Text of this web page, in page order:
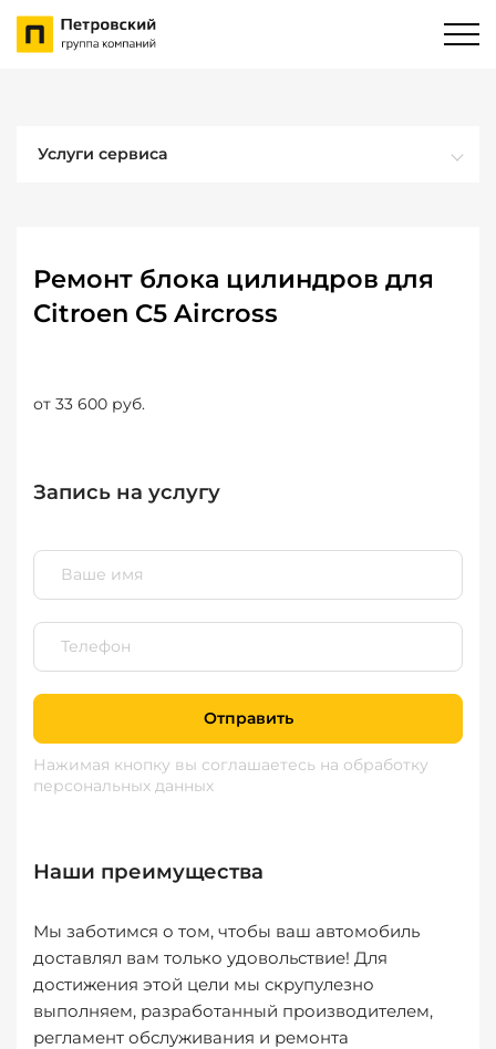
Услуги сервиса
Ремонт блока цилиндров для
Citroen C5 Aircross
от 33 600 руб.
Запись на услугу
Отправить
Нажимая кнопку вы соглашаетесь на обработку
персональных данных
Наши преимущества
Мы заботимся о том, чтобы ваш автомобиль
доставлял вам только удовольствие! Для
достижения этой цели мы скрупулезно
выполняем, разработанный производителем,
регламент обслуживания и ремонта